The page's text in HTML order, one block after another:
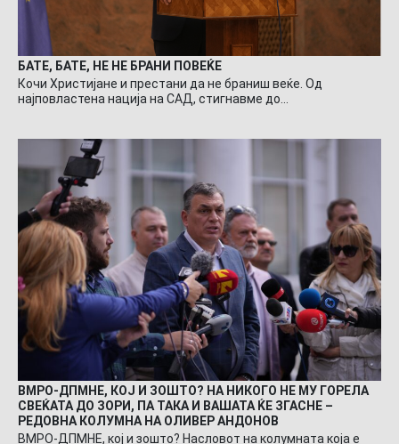
БАТЕ, БАТЕ, НЕ НЕ БРАНИ ПОВЕЌЕ
Кочи Христијане и престани да не браниш веќе. Од
најповластена нација на САД, стигнавме до…
ВМРО-ДПМНЕ, КОЈ И ЗОШТО? НА НИКОГО НЕ МУ ГОРЕЛА
СВЕЌАТА ДО ЗОРИ, ПА ТАКА И ВАШАТА ЌЕ ЗГАСНЕ –
РЕДОВНА КОЛУМНА НА ОЛИВЕР АНДОНОВ
ВМРО-ДПМНЕ, кој и зошто? Насловот на колумната која е